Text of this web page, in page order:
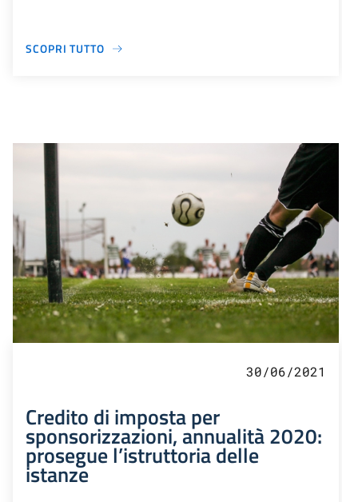
SCOPRI TUTTO
30/06/2021
Credito di imposta per
sponsorizzazioni, annualità 2020:
prosegue l’istruttoria delle
istanze